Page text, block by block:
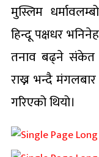
मुस्लिम
हिन्दू पक्षधर
तनाव बढ्ने संकेत
राख्न भन्दै
गरिएको थियो।